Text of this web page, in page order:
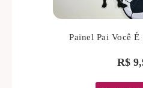
Painel Pai Você
R$